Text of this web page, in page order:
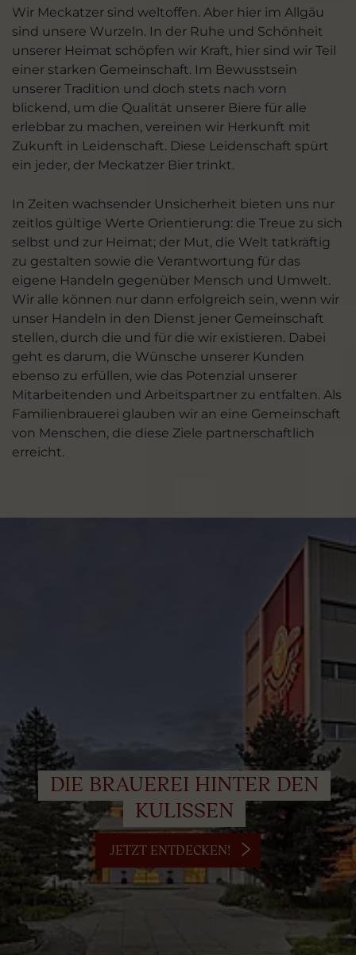
Wir Meckatzer sind weltoffen. Aber hier im Allgäu
sind unsere Wurzeln. In der Ruhe und Schönheit
unserer Heimat schöpfen wir Kraft, hier sind wir Teil
einer starken Gemeinschaft. Im Bewusstsein
unserer Tradition und doch stets nach vorn
blickend, um die Qualität unserer Biere für alle
erlebbar zu machen, vereinen wir Herkunft mit
Zukunft in Leidenschaft. Diese Leidenschaft spürt
ein jeder, der Meckatzer Bier trinkt.
In Zeiten wachsender Unsicherheit bieten uns nur
zeitlos gültige Werte Orientierung: die Treue zu sich
selbst und zur Heimat; der Mut, die Welt tatkräftig
zu gestalten sowie die Verantwortung für das
eigene Handeln gegenüber Mensch und Umwelt.
Wir alle können nur dann erfolgreich sein, wenn wir
unser Handeln in den Dienst jener Gemeinschaft
stellen, durch die und für die wir existieren. Dabei
geht es darum, die Wünsche unserer Kunden
ebenso zu erfüllen, wie das Potenzial unserer
Mitarbeitenden und Arbeitspartner zu entfalten. Als
Familienbrauerei glauben wir an eine Gemeinschaft
von Menschen, die diese Ziele partnerschaftlich
erreicht.
DIE BRAUEREI HINTER DEN
KULISSEN
JETZT ENTDECKEN!